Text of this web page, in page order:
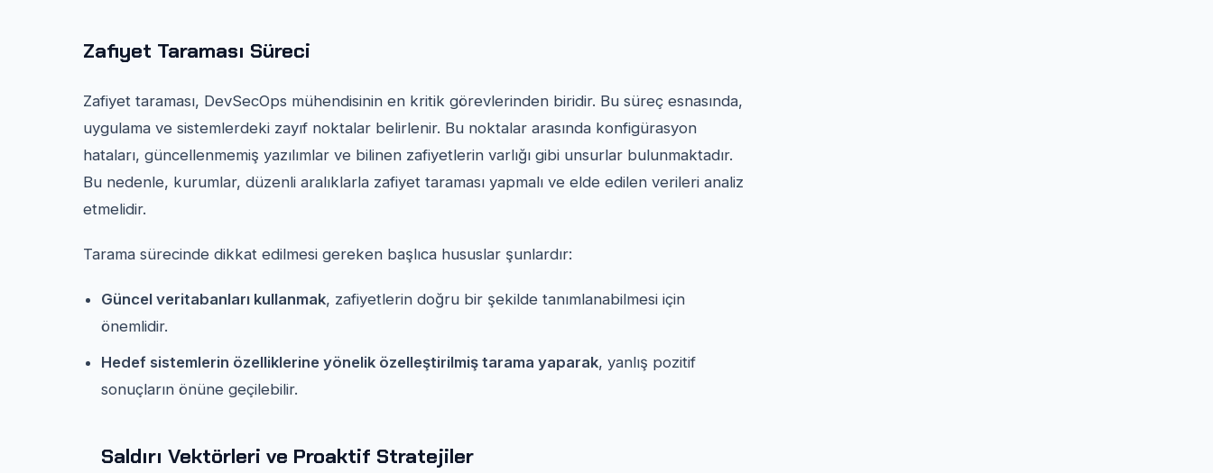
Zafiyet Taraması Süreci
Zafiyet taraması, DevSecOps mühendisinin en kritik görevlerinden biridir. Bu süreç esnasında,
uygulama ve sistemlerdeki zayıf noktalar belirlenir. Bu noktalar arasında konfigürasyon
hataları, güncellenmemiş yazılımlar ve bilinen zafiyetlerin varlığı gibi unsurlar bulunmaktadır.
Bu nedenle, kurumlar, düzenli aralıklarla zafiyet taraması yapmalı ve elde edilen verileri analiz
etmelidir.
Tarama sürecinde dikkat edilmesi gereken başlıca hususlar şunlardır:
Güncel veritabanları kullanmak, zafiyetlerin doğru bir şekilde tanımlanabilmesi için
önemlidir.
Hedef sistemlerin özelliklerine yönelik özelleştirilmiş tarama yaparak, yanlış pozitif
sonuçların önüne geçilebilir.
Saldırı Vektörleri ve Proaktif Stratejiler